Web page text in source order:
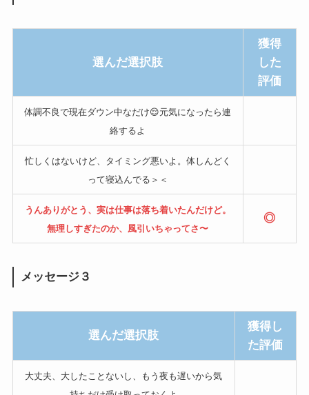
選んだ選択肢
獲得
した
評価
体調不良で現在ダウン中なだけ😌元気になったら連
絡するよ
忙しくはないけど、タイミング悪いよ。体しんどく
って寝込んでる＞＜
うんありがとう、実は仕事は落ち着いたんだけど。
無理しすぎたのか、風引いちゃってさ〜
◎
メッセージ３
選んだ選択肢
獲得し
た評価
大丈夫、大したことないし、もう夜も遅いから気